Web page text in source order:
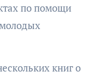
по помощи
книг о